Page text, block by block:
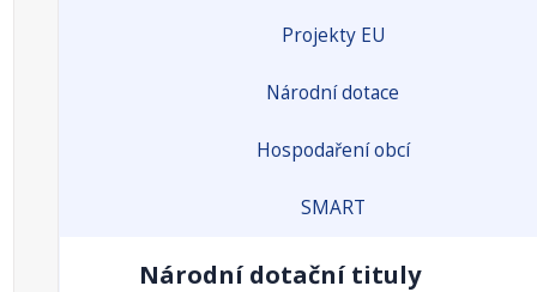
Projekty EU
Národní dotace
Hospodaření obcí
SMART
Národní dotační tituly